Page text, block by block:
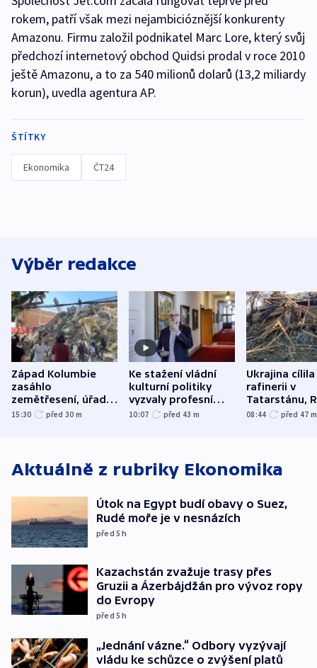
rokem, patří však mezi nejambicióznější konkurenty
Amazonu. Firmu založil podnikatel Marc Lore, který svůj
předchozí internetový obchod Quidsi prodal v roce 2010
ještě Amazonu, a to za 540 milionů dolarů (13,2 miliardy
korun), uvedla agentura AP.
ŠTÍTKY
Ekonomika ČT24
Výběr redakce
Západ Kolumbie
zasáhlo
zemětřesení, úřady
hlásí přes sto obětí
15:30 před 30 m
Ke stažení vládní
kulturní politiky
vyzvaly profesní
organizace, spolky i
10:07 před 43 m
Ukrajina cílila
rafinerii v
Tatarstánu,
útočilo na
08:44 před 47 m
Aktuálně z rubriky Ekonomika
Útok na Egypt budí obavy o Suez,
Rudé moře je v nesnázích
před 5h
Kazachstán zvažuje trasy přes
Gruzii a Ázerbájdžán pro vývoz ropy
do Evropy
před 5h
„Jednání vázne.“ Odbory vyzývají
vládu ke schůzce o zvýšení platů